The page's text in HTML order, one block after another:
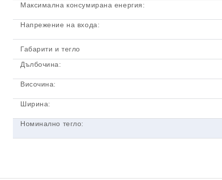
Максимална консумирана енергия:
Напрежение на входа:
Габарити и тегло
Дълбочина:
Височина:
Ширина:
Номинално тегло: